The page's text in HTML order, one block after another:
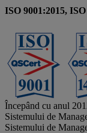
ISO 9001:2015,
Începând cu anul
Sistemului de
Sistemului de